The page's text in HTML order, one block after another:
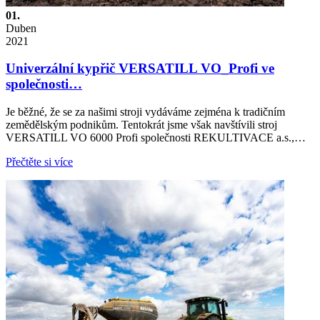
01.
Duben
2021
Univerzální kypřič VERSATILL VO_Profi ve
společnosti…
Je běžné, že se za našimi stroji vydáváme zejména k tradičním
zemědělským podnikům. Tentokrát jsme však navštívili stroj
VERSATILL VO 6000 Profi společnosti REKULTIVACE a.s.,…
Přečtěte si více